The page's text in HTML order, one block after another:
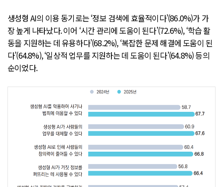
생성형 AI의 이용 동기로는 ‘정보 검색에 효율적이다’(86.0%)가 가
장 높게 나타났다. 이어 ‘시간 관리에 도움이 된다’(72.6%), ‘학습 활
동을 지원하는 데 유용하다’(68.2%), ‘복잡한 문제 해결에 도움이 된
다’(64.8%), ‘일상적 업무를 지원하는 데 도움이 된다’(64.8%) 등의
순이었다.